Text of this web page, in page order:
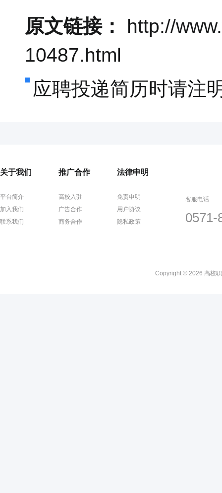
原文链接：
http://
10487.html
应聘投递简历时请注
关于我们
平台简介
加入我们
联系我们
推广合作
高校入驻
广告合作
商务合作
法律申明
免责申明
用户协议
隐私政策
客服电话
0571-
Copyright © 2026 高校